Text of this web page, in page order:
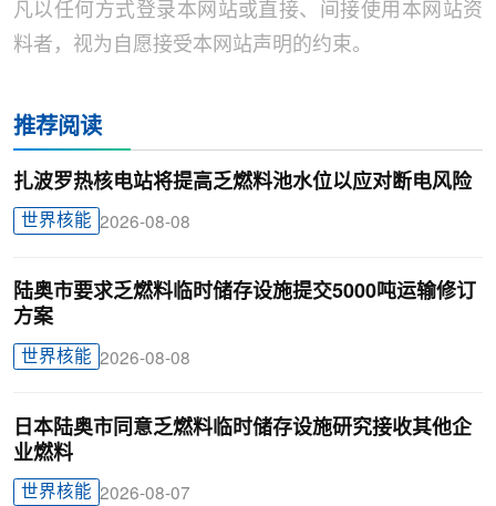
凡以任何方式登录本网站或直接、间接使用本网站资
料者，视为自愿接受本网站声明的约束。
推荐阅读
扎波罗热核电站将提高乏燃料池水位以应对断电风险
世界核能 2026-08-08
陆奥市要求乏燃料临时储存设施提交5000吨运输修订
方案
世界核能 2026-08-08
日本陆奥市同意乏燃料临时储存设施研究接收其他企
业燃料
世界核能 2026-08-07